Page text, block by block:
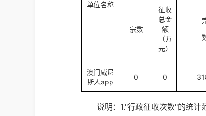
单位名称
宗数
征收
总金
额
（万
元）
澳门威尼
斯人app
0 0
说明：1."行政征收次数"的统计